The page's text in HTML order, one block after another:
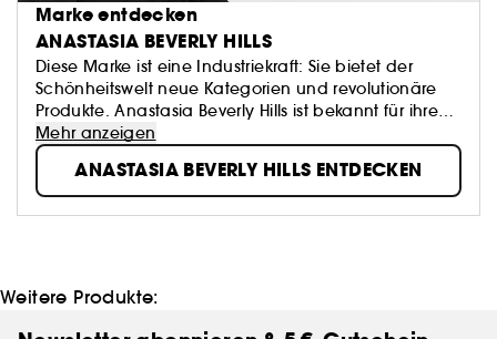
Marke entdecken
ANASTASIA BEVERLY HILLS
Diese Marke ist eine Industriekraft: Sie bietet der
Schönheitswelt neue Kategorien und revolutionäre
Produkte. Anastasia Beverly Hills ist bekannt für ihre
Formeln zur Definition der Augenbrauen,
Augenkonturen und Farbpaletten - alles geschaffen,
um die Gesichtszüge neu zu definieren und zu
verbessern.
Mehr anzeigen
ANASTASIA BEVERLY HILLS ENTDECKEN
Weitere Produkte: